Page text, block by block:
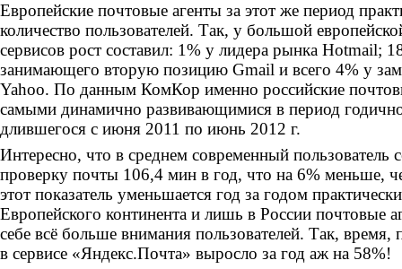
Европейские почтовые агенты за этот же период
количество пользователей. Так, у большой
сервисов рост составил: 1% у лидера рынка Hotmail;
занимающего вторую позицию Gmail и всего 4% у
Yahoo. По данным КомКор именно российские
самыми динамично развивающимися в период
длившегося с июня 2011 по июнь 2012 г.
Интересно, что в среднем современный пользователь
проверку почты 106,4 мин в год, что на 6% меньше,
этот показатель уменьшается год за годом
Европейского континента и лишь в России почтовые
себе всё больше внимания пользователей. Так, время,
в сервисе «Яндекс.Почта» выросло за год аж на 58%!